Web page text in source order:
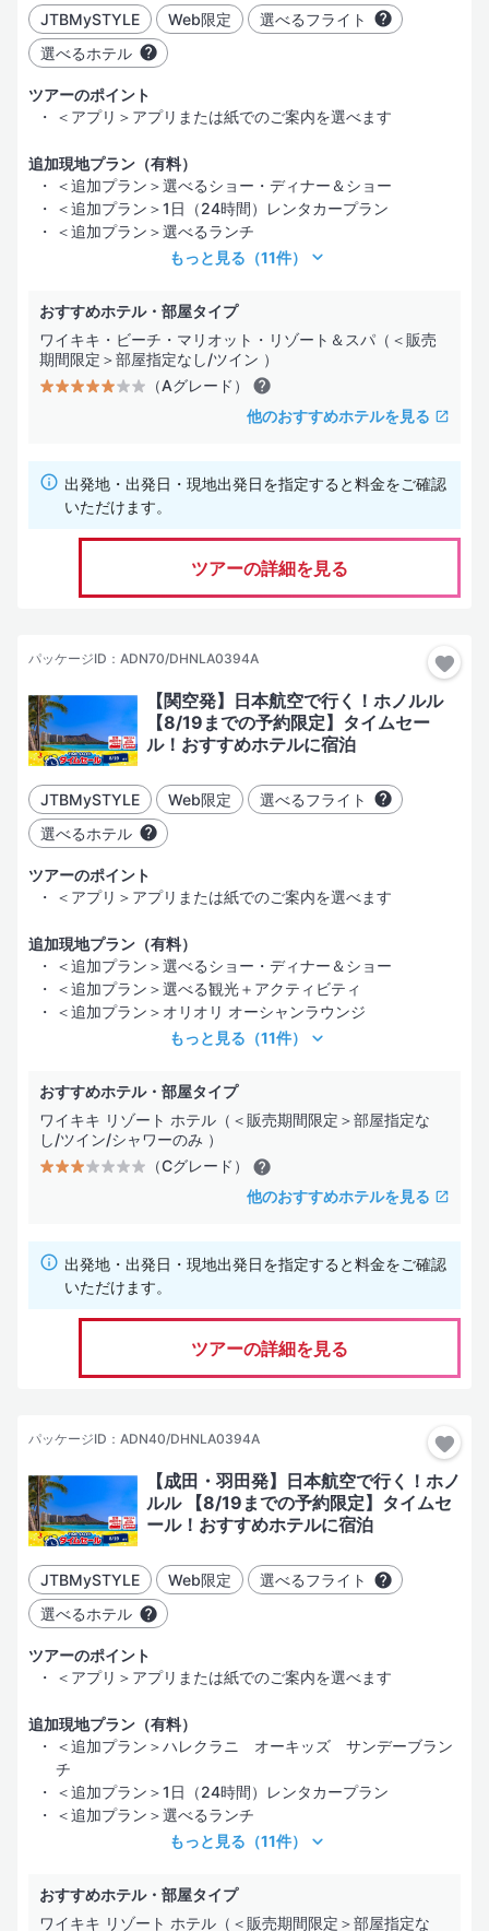
JTBMySTYLE Web限定
選べるフライト
選べるホテル
ツアーのポイント
＜アプリ＞アプリまたは紙でのご案内を選べます
追加現地プラン（有料）
＜追加プラン＞選べるショー・ディナー＆ショー
＜追加プラン＞1日（24時間）レンタカープラン
＜追加プラン＞選べるランチ
もっと見る （11件）
おすすめホテル・部屋タイプ
ワイキキ・ビーチ・マリオット・リゾート＆スパ（＜販売
期間限定＞部屋指定なし/ツイン ）
（Aグレード）
他のおすすめホテルを見る
出発地・出発日・現地出発日を指定すると料金をご確認
いただけます。
ツアーの詳細を見る
パッケージID：ADN70/DHNLA0394A
【関空発】日本航空で行く！ホノルル
【8/19までの予約限定】タイムセー
ル！おすすめホテルに宿泊
JTBMySTYLE Web限定
選べるフライト
選べるホテル
ツアーのポイント
＜アプリ＞アプリまたは紙でのご案内を選べます
追加現地プラン（有料）
＜追加プラン＞選べるショー・ディナー＆ショー
＜追加プラン＞選べる観光＋アクティビティ
＜追加プラン＞オリオリ オーシャンラウンジ
もっと見る （11件）
おすすめホテル・部屋タイプ
ワイキキ リゾート ホテル（＜販売期間限定＞部屋指定な
し/ツイン/シャワーのみ ）
（Cグレード）
他のおすすめホテルを見る
出発地・出発日・現地出発日を指定すると料金をご確認
いただけます。
ツアーの詳細を見る
パッケージID：ADN40/DHNLA0394A
【成田・羽田発】日本航空で行く！ホノ
ルル 【8/19までの予約限定】タイムセ
ール！おすすめホテルに宿泊
JTBMySTYLE Web限定
選べるフライト
選べるホテル
ツアーのポイント
＜アプリ＞アプリまたは紙でのご案内を選べます
追加現地プラン（有料）
＜追加プラン＞ハレクラニ オーキッズ サンデーブラン
チ
＜追加プラン＞1日（24時間）レンタカープラン
＜追加プラン＞選べるランチ
もっと見る （11件）
おすすめホテル・部屋タイプ
ワイキキ リゾート ホテル（＜販売期間限定＞部屋指定な